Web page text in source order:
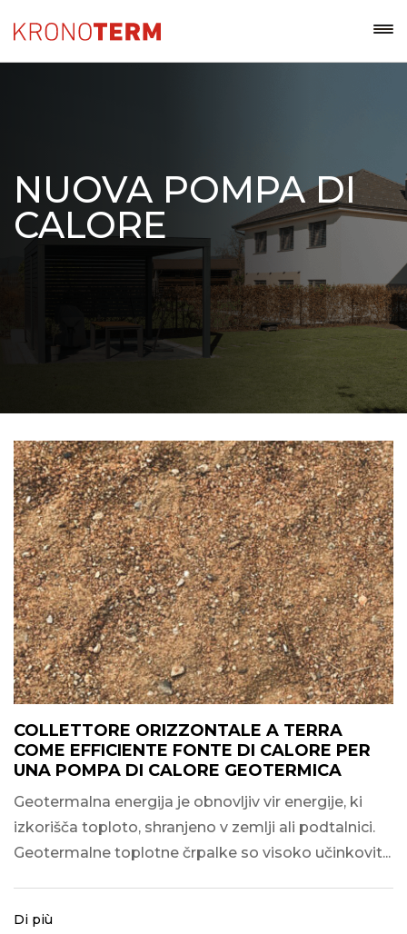
NUOVA POMPA DI
CALORE
COLLETTORE ORIZZONTALE A TERRA
COME EFFICIENTE FONTE DI CALORE PER
UNA POMPA DI CALORE GEOTERMICA
Geotermalna energija je obnovljiv vir energije, ki
izkorišča toploto, shranjeno v zemlji ali podtalnici.
Geotermalne toplotne črpalke so visoko učinkovit...
Di più